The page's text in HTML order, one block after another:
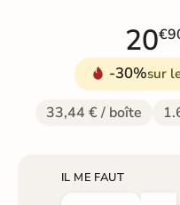
20
-30%sur
33,44 € / boîte
IL ME FAUT